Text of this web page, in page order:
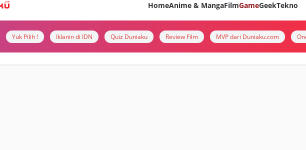
HomeAnime & MangaFilmGameGeekTekno
Yuk Pilih ! Iklanin di IDN Quiz Duniaku Review Film MVP dari Duniaku.com